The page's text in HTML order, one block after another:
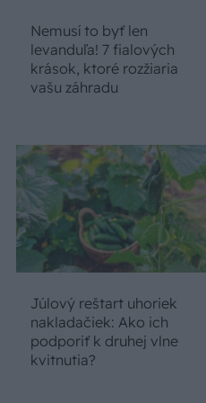
Nemusí to byť len
levanduľa! 7 fialových
krások, ktoré rozžiaria
vašu záhradu
Júlový reštart uhoriek
nakladačiek: Ako ich
podporiť k druhej vlne
kvitnutia?